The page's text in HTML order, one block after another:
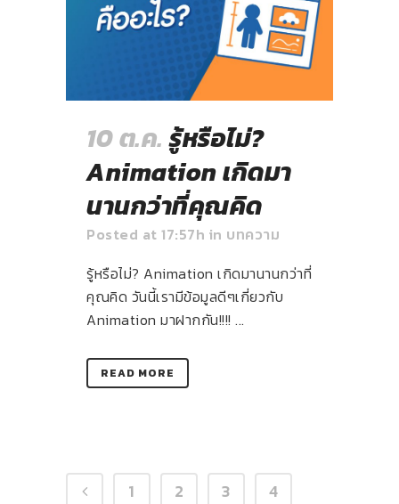
10 ต.ค. รู้หรือไม่?
Animation เกิดมา
นานกว่าที่คุณคิด
Posted at 17:57h in บทความ
รู้หรือไม่? Animation เกิดมานานกว่าที่
คุณคิด วันนี้เรามีข้อมูลดีๆเกี่ยวกับ
Animation มาฝากกัน!!!! ...
READ MORE
1 2 3
4